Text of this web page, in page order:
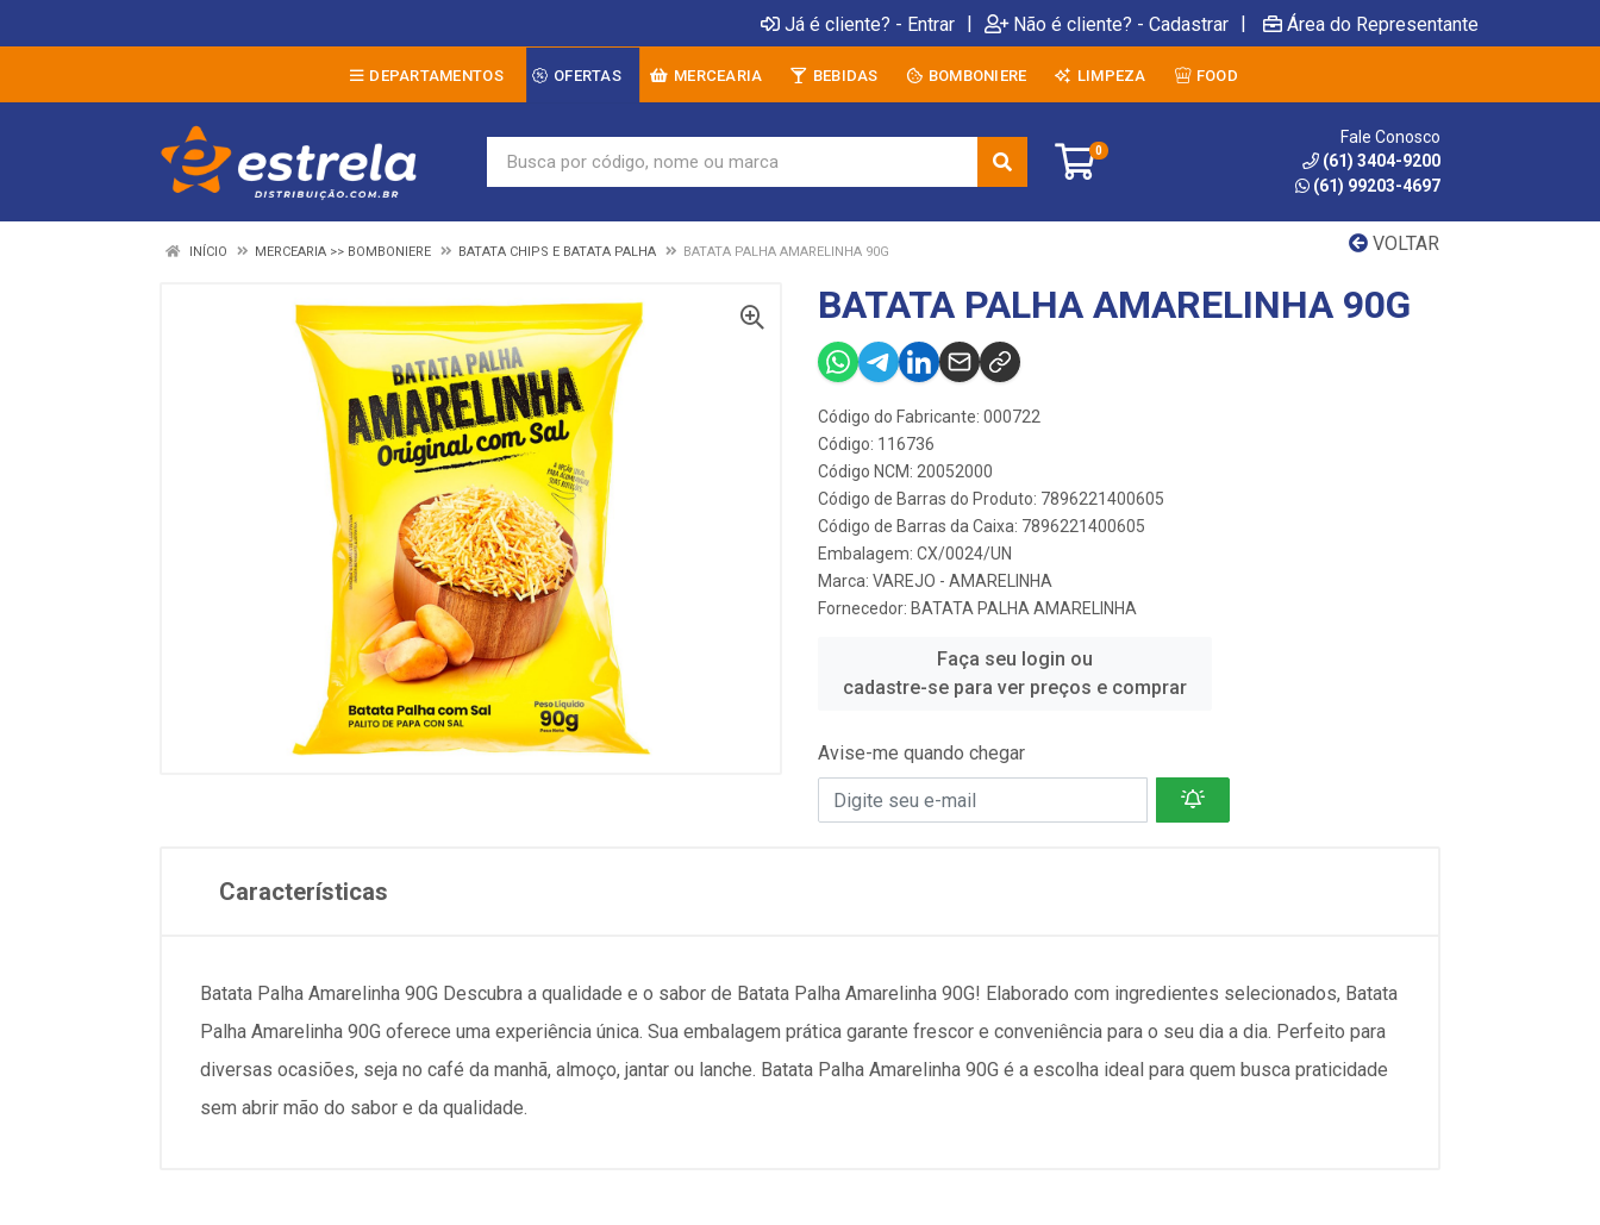
Já é cliente? - Entrar | Não é cliente? - Cadastrar | Área do Representante
DEPARTAMENTOS OFERTAS MERCEARIA BEBIDAS BOMBONIERE LIMPEZA FOOD
0
Fale Conosco
(61) 3404-9200
(61) 99203-4697
VOLTAR
INÍCIO MERCEARIA >> BOMBONIERE BATATA CHIPS E BATATA PALHA BATATA PALHA AMARELINHA 90G
BATATA PALHA AMARELINHA 90G
Código do Fabricante: 000722
Código: 116736
Código NCM: 20052000
Código de Barras do Produto: 7896221400605
Código de Barras da Caixa: 7896221400605
Embalagem: CX/0024/UN
Marca: VAREJO - AMARELINHA
Fornecedor: BATATA PALHA AMARELINHA
Faça seu login ou
cadastre-se para ver preços e comprar
Avise-me quando chegar
Características
Batata Palha Amarelinha 90G Descubra a qualidade e o sabor de Batata Palha Amarelinha 90G! Elaborado com ingredientes selecionados, Batata
Palha Amarelinha 90G oferece uma experiência única. Sua embalagem prática garante frescor e conveniência para o seu dia a dia. Perfeito para
diversas ocasiões, seja no café da manhã, almoço, jantar ou lanche. Batata Palha Amarelinha 90G é a escolha ideal para quem busca praticidade
sem abrir mão do sabor e da qualidade.